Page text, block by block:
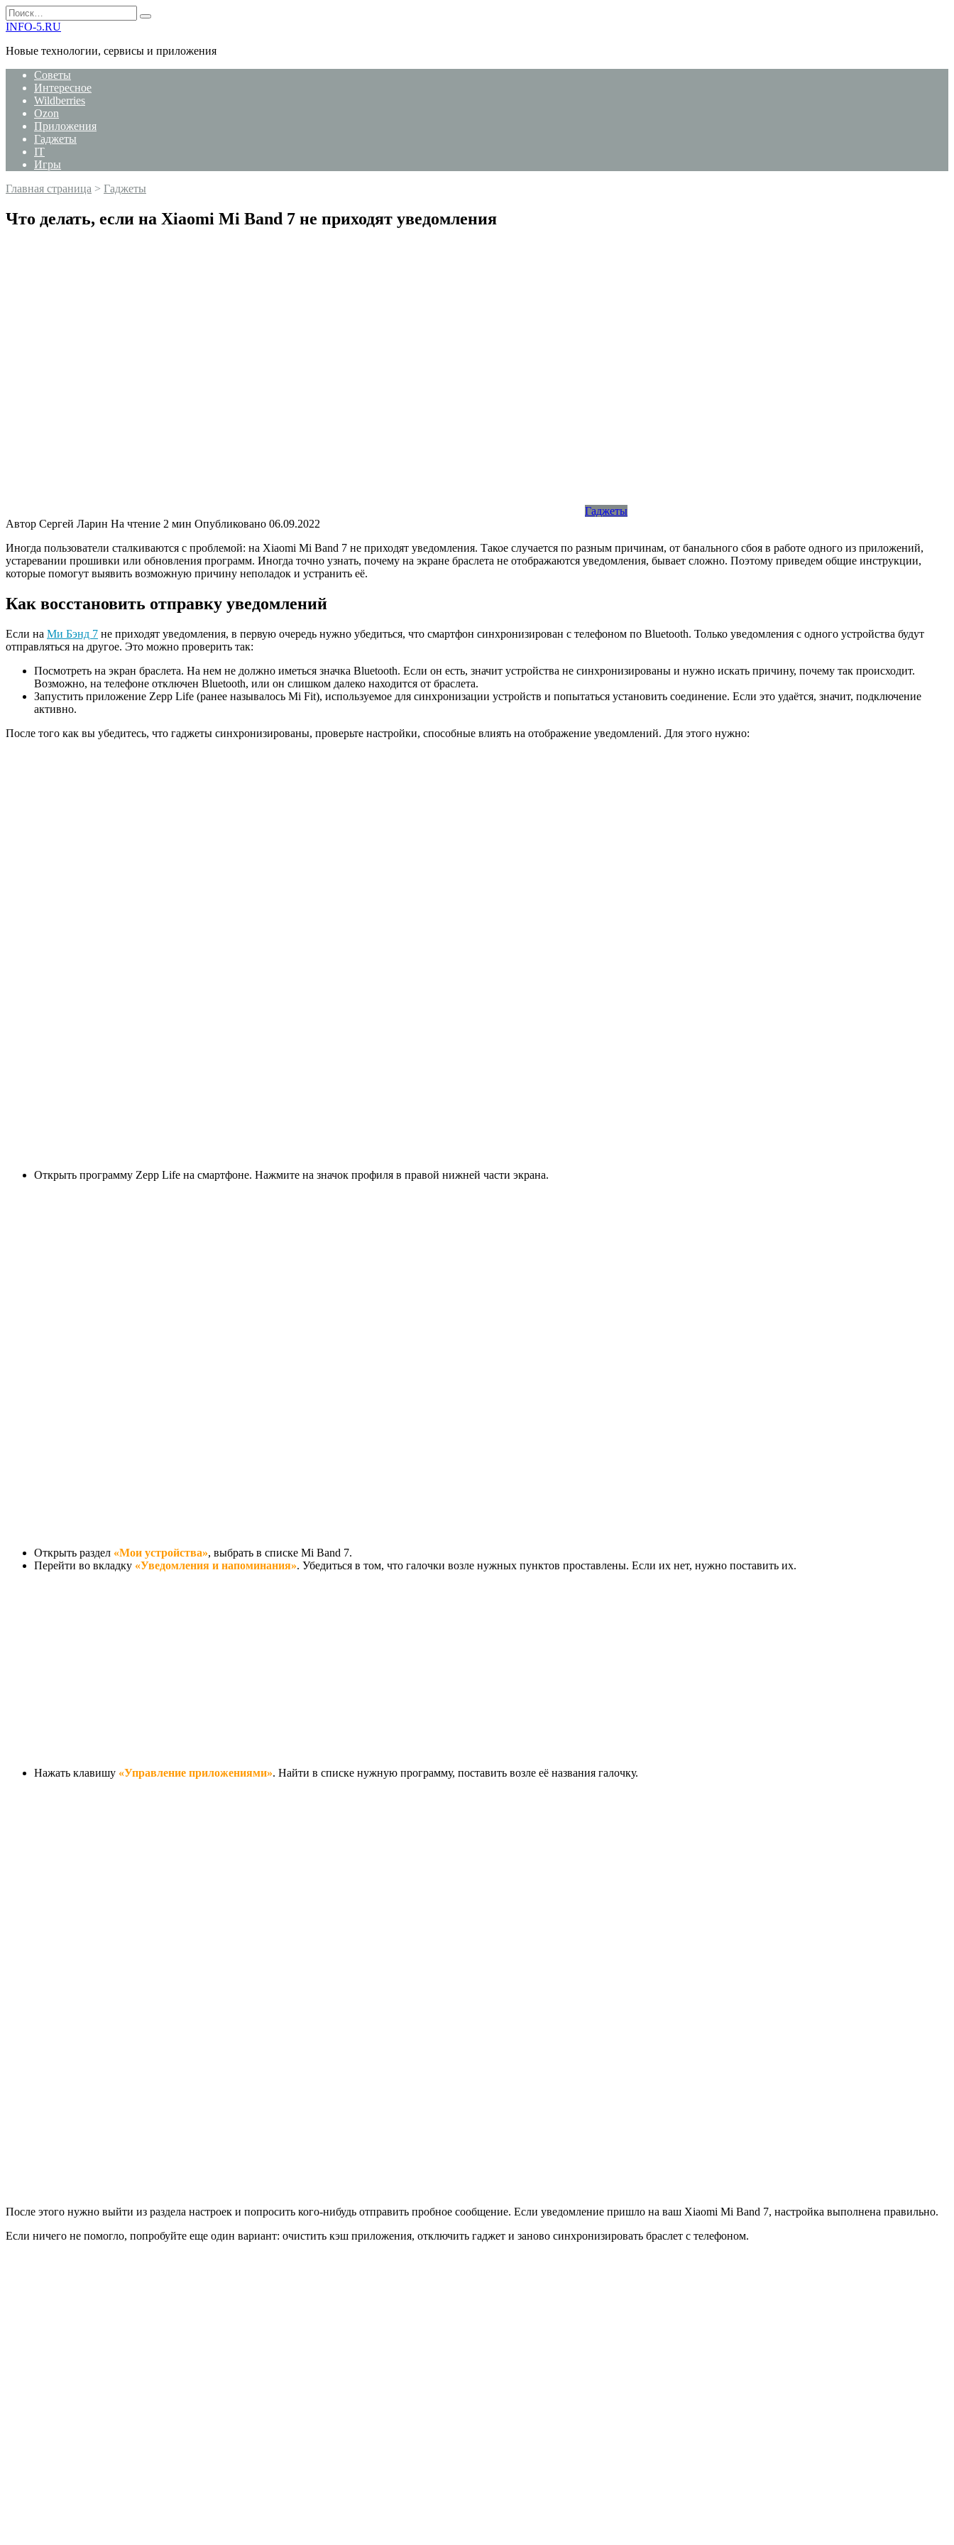
Перейти
к
Search
for:
INFO-5.RU
Новые технологии, сервисы и приложения
Советы
Интересное
Wildberries
Ozon
Приложения
Гаджеты
IT
Игры
Главная страница > Гаджеты
Что делать, если на Xiaomi Mi Band 7 не приходят уведомления
Гаджеты
Автор Сергей Ларин На чтение 2 мин Опубликовано 06.09.2022
Иногда пользователи сталкиваются с проблемой: на Xiaomi Mi Band 7 не приходят уведомления. Такое случается по разным причинам, от банального сбоя в работе одного из приложений,
устаревании прошивки или обновления программ. Иногда точно узнать, почему на экране браслета не отображаются уведомления, бывает сложно. Поэтому приведем общие инструкции,
которые помогут выявить возможную причину неполадок и устранить её.
Как восстановить отправку уведомлений
Если на Ми Бэнд 7 не приходят уведомления, в первую очередь нужно убедиться, что смартфон синхронизирован с телефоном по Bluetooth. Только уведомления с одного устройства будут
отправляться на другое. Это можно проверить так:
Посмотреть на экран браслета. На нем не должно иметься значка Bluetooth. Если он есть, значит устройства не синхронизированы и нужно искать причину, почему так происходит.
Возможно, на телефоне отключен Bluetooth, или он слишком далеко находится от браслета.
Запустить приложение Zepp Life (ранее называлось Mi Fit), используемое для синхронизации устройств и попытаться установить соединение. Если это удаётся, значит, подключение
активно.
После того как вы убедитесь, что гаджеты синхронизированы, проверьте настройки, способные влиять на отображение уведомлений. Для этого нужно:
Открыть программу Zepp Life на смартфоне. Нажмите на значок профиля в правой нижней части экрана.
Открыть раздел «Мои устройства», выбрать в списке Mi Band 7.
Перейти во вкладку «Уведомления и напоминания». Убедиться в том, что галочки возле нужных пунктов проставлены. Если их нет, нужно поставить их.
Нажать клавишу «Управление приложениями». Найти в списке нужную программу, поставить возле её названия галочку.
После этого нужно выйти из раздела настроек и попросить кого-нибудь отправить пробное сообщение. Если уведомление пришло на ваш Xiaomi Mi Band 7, настройка выполнена правильно.
Если ничего не помогло, попробуйте еще один вариант: очистить кэш приложения, отключить гаджет и заново синхронизировать браслет с телефоном.